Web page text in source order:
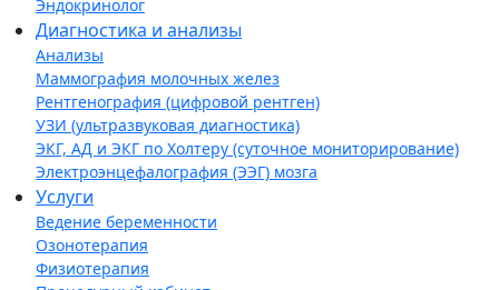
Эндокринолог
Диагностика и анализы
Анализы
Маммография молочных желез
Рентгенография (цифровой рентген)
УЗИ (ультразвуковая диагностика)
ЭКГ, АД и ЭКГ по Холтеру (суточное мониторирование)
Электроэнцефалография (ЭЭГ) мозга
Услуги
Ведение беременности
Озонотерапия
Физиотерапия